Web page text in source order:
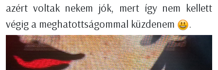
azért voltak nekem jók, mert így nem kellett
végig a meghatottságommal küzdenem
.